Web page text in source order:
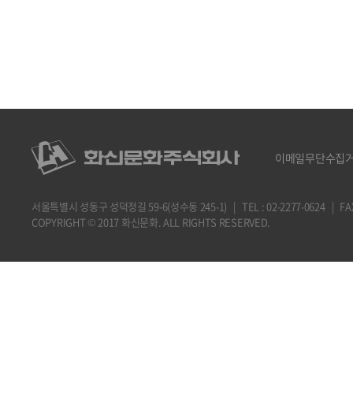
이메일무단수집
서울특별시 성동구 성덕정길 59-6(성수동 245-1) | TEL : 02-2277-0624
COPYRIGHT © 2017 화신문화. ALL RIGHTS RESERVED.